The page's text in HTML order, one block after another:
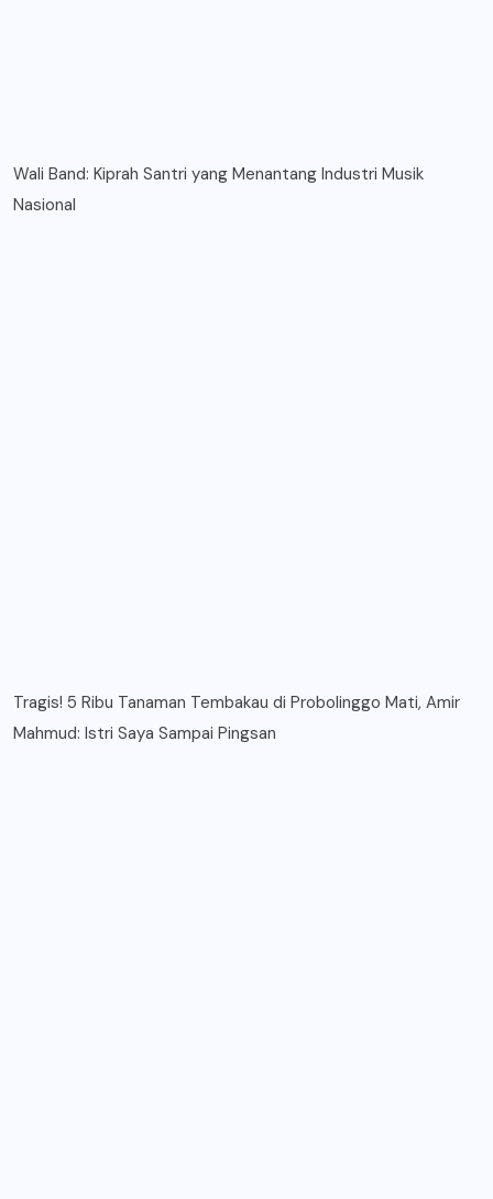
Wali Band: Kiprah Santri yang Menantang Industri Musik
Nasional
Tragis! 5 Ribu Tanaman Tembakau di Probolinggo Mati, Amir
Mahmud: Istri Saya Sampai Pingsan